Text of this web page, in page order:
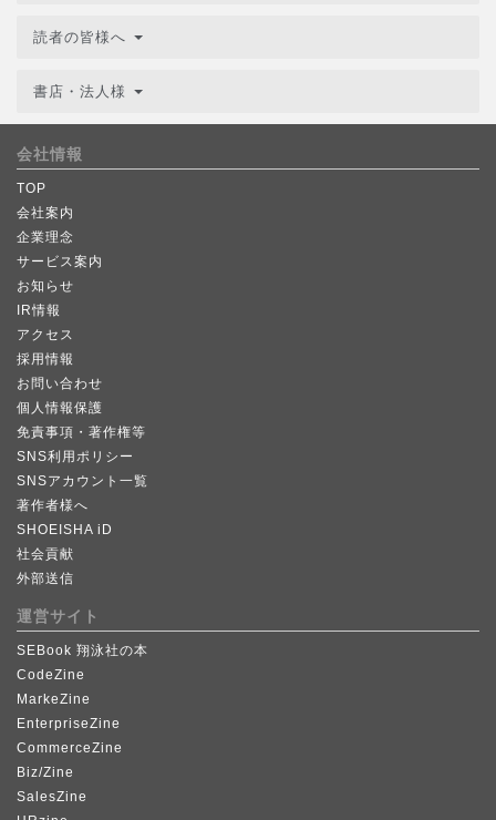
読者の皆様へ
書店・法人様
会社情報
TOP
会社案内
企業理念
サービス案内
お知らせ
IR情報
アクセス
採用情報
お問い合わせ
個人情報保護
免責事項・著作権等
SNS利用ポリシー
SNSアカウント一覧
著作者様へ
SHOEISHA iD
社会貢献
外部送信
運営サイト
SEBook 翔泳社の本
CodeZine
MarkeZine
EnterpriseZine
CommerceZine
Biz/Zine
SalesZine